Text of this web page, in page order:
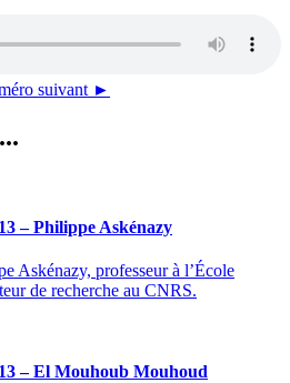
suivant ►
– Philippe Askénazy
Askénazy, professeur à l’École
de recherche au CNRS.
– El Mouhoub Mouhoud